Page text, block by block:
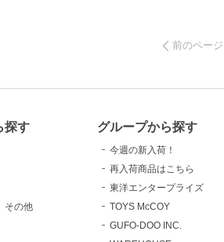
前のページ
探す
その他
グループから探す
今週の新入荷！
再入荷商品はこちら
東洋エンタープライズ
TOYS McCOY
GUFO-DOO INC.